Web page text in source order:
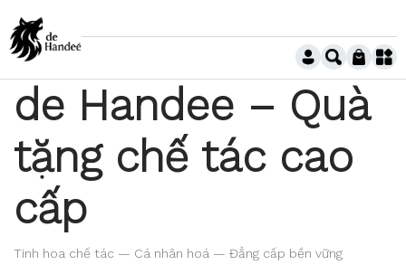
de Handee – Quà
tặng chế tác cao
cấp
Tinh hoa chế tác — Cá nhân hoá — Đẳng cấp bền vững